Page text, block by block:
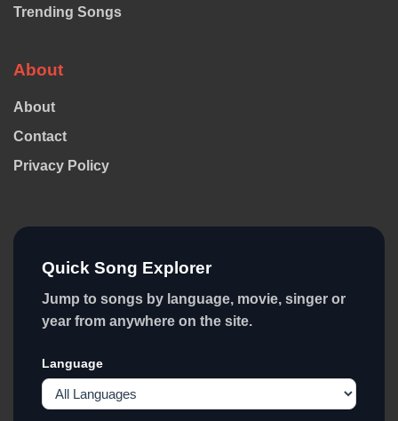
Trending Songs
About
About
Contact
Privacy Policy
Quick Song Explorer
Jump to songs by language, movie, singer or
year from anywhere on the site.
Language